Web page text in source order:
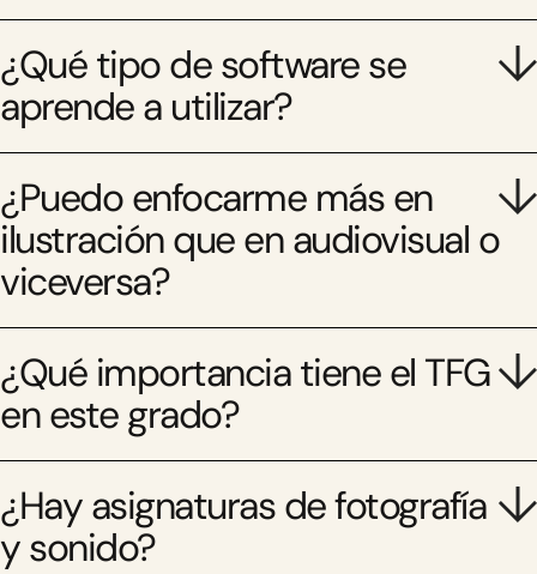
¿Qué tipo de software se
aprende a utilizar?
¿Puedo enfocarme más en
ilustración que en audiovisual o
viceversa?
¿Qué importancia tiene el TFG
en este grado?
¿Hay asignaturas de fotografía
y sonido?